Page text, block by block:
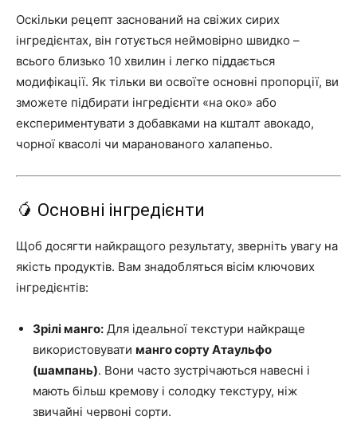
Оскільки рецепт заснований на свіжих сирих
інгредієнтах, він готується неймовірно швидко –
всього близько 10 хвилин і легко піддається
модифікації. Як тільки ви освоїте основні пропорції, ви
зможете підбирати інгредієнти «на око» або
експериментувати з добавками на кшталт авокадо,
чорної квасолі чи маранованого халапеньо.
🥭 Основні інгредієнти
Щоб досягти найкращого результату, зверніть увагу на
якість продуктів. Вам знадобляться вісім ключових
інгредієнтів:
Зрілі манго: Для ідеальної текстури найкраще
використовувати манго сорту Атаульфо
(шампань). Вони часто зустрічаються навесні і
мають більш кремову і солодку текстуру, ніж
звичайні червоні сорти.